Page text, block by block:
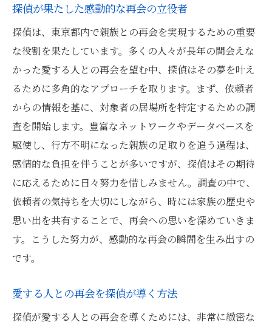
探偵が果たした感動的な再会の立役者
探偵は、東京都内で親族との再会を実現するための重要
な役割を果たしています。多くの人々が長年の間会えな
かった愛する人との再会を望む中、探偵はその夢を叶え
るために多角的なアプローチを取ります。まず、依頼者
からの情報を基に、対象者の居場所を特定するための調
査を開始します。豊富なネットワークやデータベースを
駆使し、行方不明になった親族の足取りを追う過程は、
感情的な負担を伴うことが多いですが、探偵はその期待
に応えるために日々努力を惜しみません。調査の中で、
依頼者の気持ちを大切にしながら、時には家族の歴史や
思い出を共有することで、再会への思いを深めていきま
す。こうした努力が、感動的な再会の瞬間を生み出すの
です。
愛する人との再会を探偵が導く方法
探偵が愛する人との再会を導くためには、非常に緻密な